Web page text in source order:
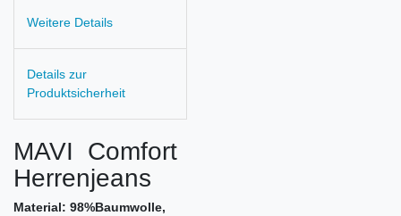
Weitere Details
Details zur
Produktsicherheit
MAVI Comfort
Herrenjeans
Material: 98%Baumwolle,